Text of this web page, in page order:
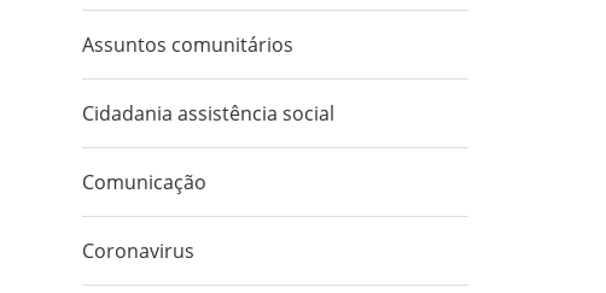
Assuntos comunitários
Cidadania assistência social
Comunicação
Coronavirus